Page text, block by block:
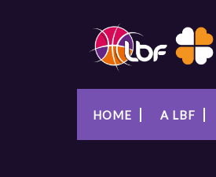
HOME A LBF